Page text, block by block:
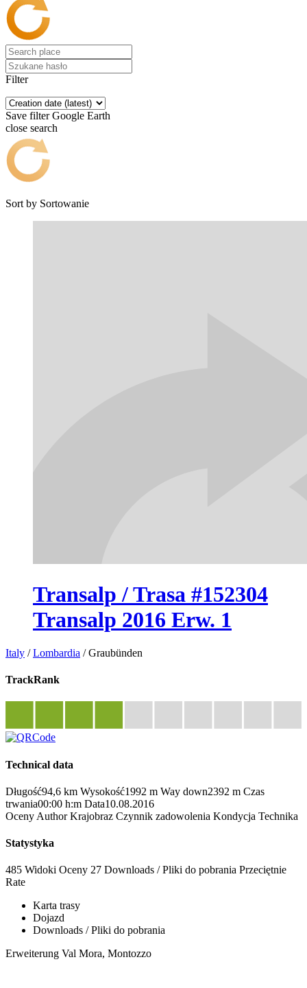
Filter
Save filter Google Earth
close search
Sort by Sortowanie
Transalp / Trasa #152304
Transalp 2016 Erw. 1
Italy /Lombardia /Graubünden
TrackRank
Technical data
Długość94,6 km Wysokość1992 m Way down2392 m Czas
trwania00:00 h:m Data10.08.2016
Oceny Author Krajobraz Czynnik zadowolenia Kondycja Technika
Statystyka
485 Widoki Oceny 27 Downloads / Pliki do pobrania Przeciętnie
Rate
Karta trasy
Dojazd
Downloads / Pliki do pobrania
Erweiterung Val Mora, Montozzo